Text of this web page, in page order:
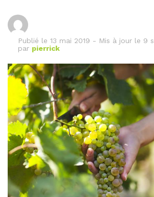
Publié le 13 mai 2019 - Mis à jour le 9
par pierrick